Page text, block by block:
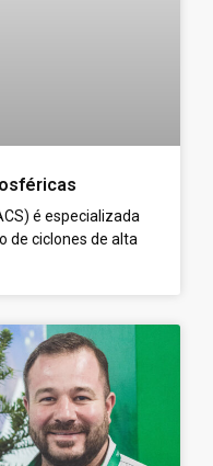
é especializada
de ciclones de alta